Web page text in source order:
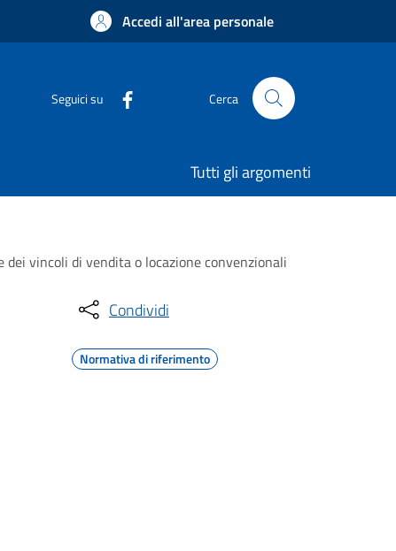
Accedi all'area personale
Seguici su Cerca
Tutti gli argomenti
vincoli di vendita o locazione convenzionali
Condividi
Normativa di riferimento